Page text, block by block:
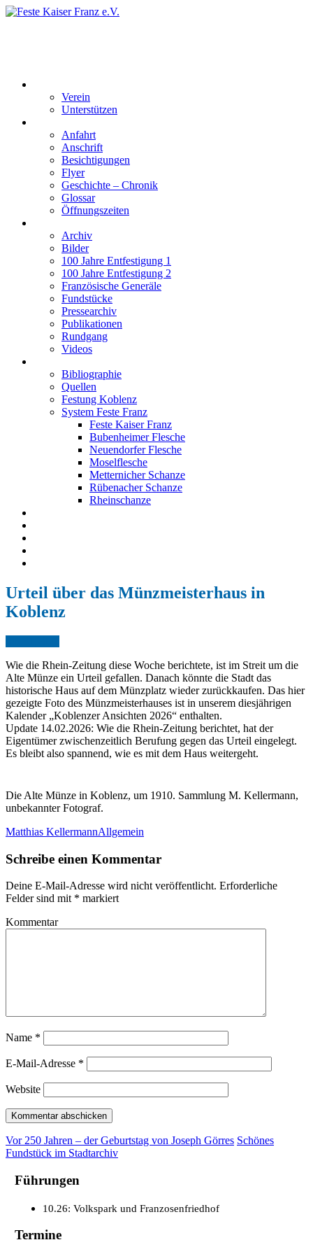
Verein
Unterstützen
Anfahrt
Anschrift
Besichtigungen
Flyer
Geschichte – Chronik
Glossar
Öffnungszeiten
Archiv
Bilder
100 Jahre Entfestigung 1
100 Jahre Entfestigung 2
Französische Generäle
Fundstücke
Pressearchiv
Publikationen
Rundgang
Videos
Bibliographie
Quellen
Festung Koblenz
System Feste Franz
Feste Kaiser Franz
Bubenheimer Flesche
Neuendorfer Flesche
Moselflesche
Metternicher Schanze
Rübenacher Schanze
Rheinschanze
Urteil über das Münzmeisterhaus in
Koblenz
Wie die Rhein-Zeitung diese Woche berichtete, ist im Streit um die
Alte Münze ein Urteil gefallen. Danach könnte die Stadt das
historische Haus auf dem Münzplatz wieder zurückkaufen. Das hier
gezeigte Foto des Münzmeisterhauses ist in unserem diesjährigen
Kalender „Koblenzer Ansichten 2026“ enthalten.
Update 14.02.2026: Wie die Rhein-Zeitung berichtet, hat der
Eigentümer zwischenzeitlich Berufung gegen das Urteil eingelegt.
Es bleibt also spannend, wie es mit dem Haus weitergeht.
Die Alte Münze in Koblenz, um 1910. Sammlung M. Kellermann,
unbekannter Fotograf.
Matthias KellermannAllgemein
Schreibe einen Kommentar
Deine E-Mail-Adresse wird nicht veröffentlicht. Erforderliche
Felder sind mit * markiert
Kommentar
Name *
E-Mail-Adresse *
Website
Vor 250 Jahren – der Geburtstag von Joseph Görres Schönes
Fundstück im Stadtarchiv
Führungen
10.26: Volkspark und Franzosenfriedhof
Termine